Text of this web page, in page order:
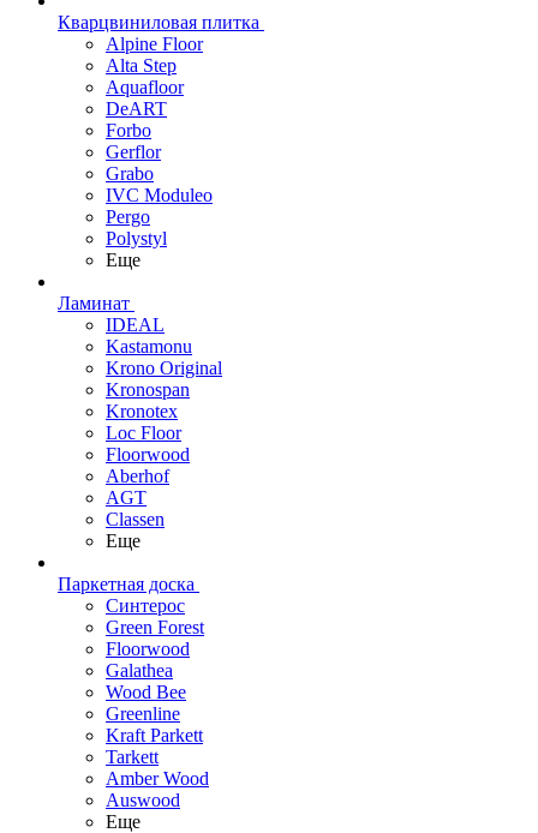
Кварцвиниловая плитка
Alpine Floor
Alta Step
Aquafloor
DeART
Forbo
Gerflor
Grabo
IVC Moduleo
Pergo
Polystyl
Еще
Ламинат
IDEAL
Kastamonu
Krono Original
Kronospan
Kronotex
Loc Floor
Floorwood
Aberhof
AGT
Classen
Еще
Паркетная доска
Синтерос
Green Forest
Floorwood
Galathea
Wood Bee
Greenline
Kraft Parkett
Tarkett
Amber Wood
Auswood
Еще